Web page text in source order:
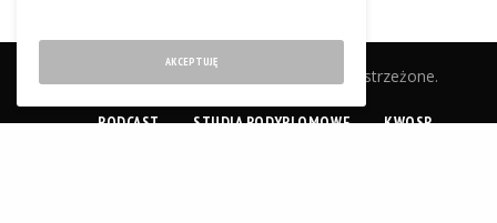
© 2019 EkstraTrener.pl. Wszelkie prawa zastrzeżone.
PODCAST STUDIA PODYPLOMOWE KWOSP
AKCEPTUJĘ